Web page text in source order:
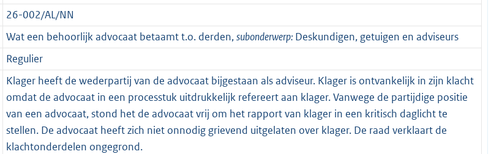
26-002/AL/NN
Wat een behoorlijk advocaat betaamt t.o. derden,subonderwerp: Deskundigen, getuigen en adviseurs
Regulier
Klager heeft de wederpartij van de advocaat bijgestaan als adviseur. Klager is ontvankelijk in zijn klacht
omdat de advocaat in een processtuk uitdrukkelijk refereert aan klager. Vanwege de partijdige positie
van een advocaat, stond het de advocaat vrij om het rapport van klager in een kritisch daglicht te
stellen. De advocaat heeft zich niet onnodig grievend uitgelaten over klager. De raad verklaart de
klachtonderdelen ongegrond.